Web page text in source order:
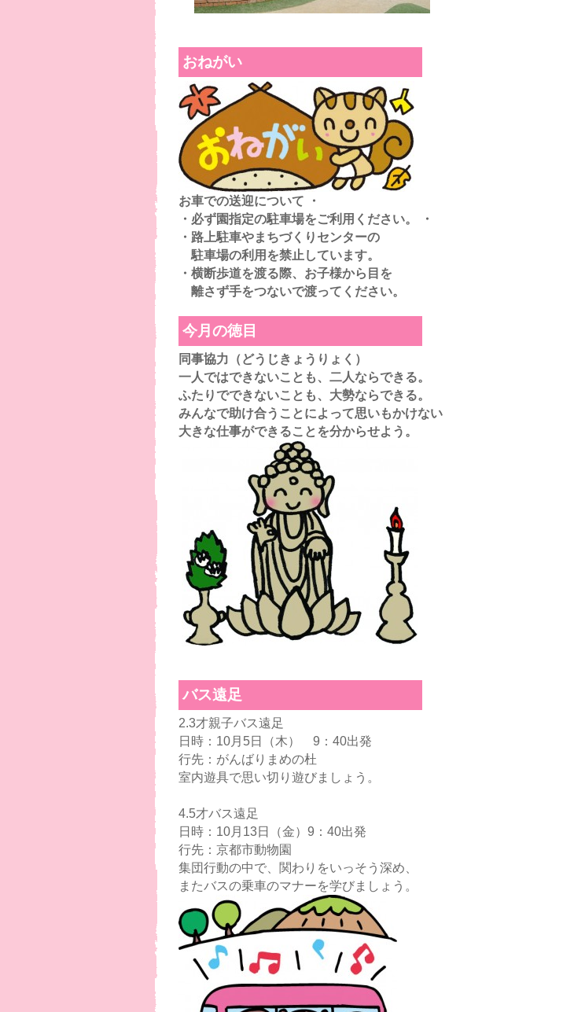
おねがい
お車での送迎について ・
・必ず園指定の駐車場をご利用ください。 ・
・路上駐車やまちづくりセンターの
駐車場の利用を禁止しています。
・横断歩道を渡る際、お子様から目を
離さず手をつないで渡ってください。
今月の徳目
同事協力（どうじきょうりょく）
一人ではできないことも、二人ならできる。
ふたりでできないことも、大勢ならできる。
みんなで助け合うことによって思いもかけない
大きな仕事ができることを分からせよう。
バス遠足
2.3才親子バス遠足
日時：10月5日（木） 9：40出発
行先：がんばりまめの杜
室内遊具で思い切り遊びましょう。
4.5才バス遠足
日時：10月13日（金）9：40出発
行先：京都市動物園
集団行動の中で、関わりをいっそう深め、
またバスの乗車のマナーを学びましょう。